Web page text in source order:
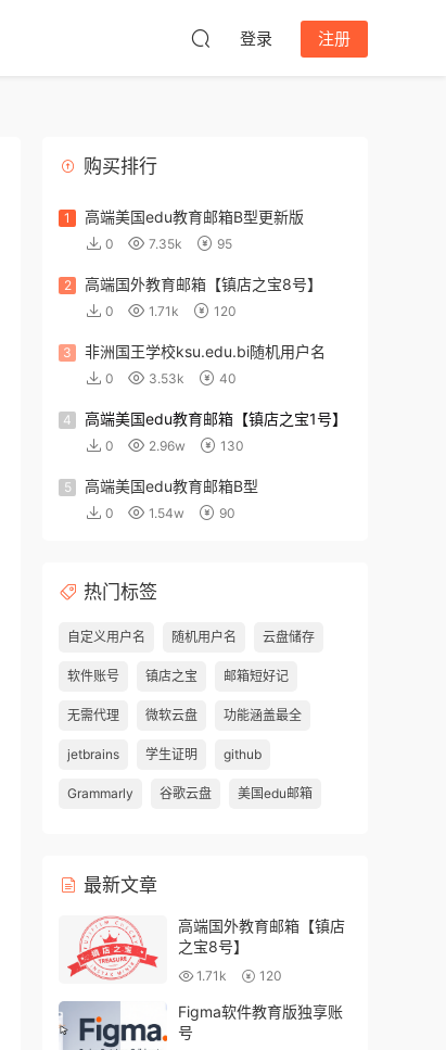
登录 注册
购买排行
1 高端美国edu教育邮箱B型更新版
0 7.35k 95
2 高端国外教育邮箱【镇店之宝8号】
0 1.71k 120
3 非洲国王学校ksu.edu.bi随机用户名
0 3.53k 40
4 高端美国edu教育邮箱【镇店之宝1号】
0 2.96w 130
5 高端美国edu教育邮箱B型
0 1.54w 90
热门标签
自定义用户名 随机用户名 云盘储存
软件账号 镇店之宝 邮箱短好记
无需代理 微软云盘 功能涵盖最全
jetbrains 学生证明 github
Grammarly 谷歌云盘 美国edu邮箱
最新文章
高端国外教育邮箱【镇店
之宝8号】
1.71k 120
Figma软件教育版独享账
号